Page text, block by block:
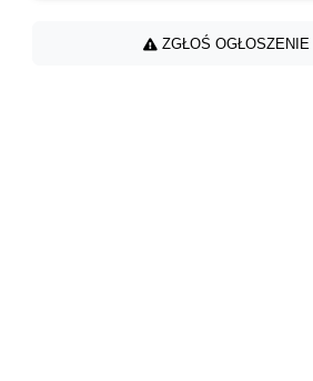
ZGŁOŚ OGŁOSZENIE